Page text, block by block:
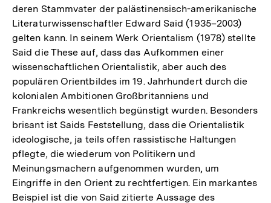
deren Stammvater der palästinensisch-amerikanische
Literaturwissenschaftler Edward Said (1935–2003)
gelten kann. In seinem Werk Orientalism (1978) stellte
Said die These auf, dass das Aufkommen einer
wissenschaftlichen Orientalistik, aber auch des
populären Orientbildes im 19. Jahrhundert durch die
kolonialen Ambitionen Großbritanniens und
Frankreichs wesentlich begünstigt wurden. Besonders
brisant ist Saids Feststellung, dass die Orientalistik
ideologische, ja teils offen rassistische Haltungen
pflegte, die wiederum von Politikern und
Meinungsmachern aufgenommen wurden, um
Eingriffe in den Orient zu rechtfertigen. Ein markantes
Beispiel ist die von Said zitierte Aussage des